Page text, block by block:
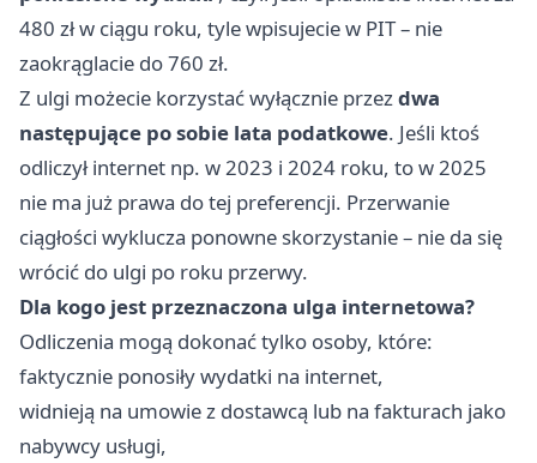
480 zł w ciągu roku, tyle wpisujecie w PIT – nie
zaokrąglacie do 760 zł.
Z ulgi możecie korzystać wyłącznie przezdwa
następujące po sobie lata podatkowe. Jeśli ktoś
odliczył internet np. w 2023 i 2024 roku, to w 2025
nie ma już prawa do tej preferencji. Przerwanie
ciągłości wyklucza ponowne skorzystanie – nie da się
wrócić do ulgi po roku przerwy.
Dla kogo jest przeznaczona ulga internetowa?
Odliczenia mogą dokonać tylko osoby, które:
faktycznie ponosiły wydatki na internet,
widnieją na umowie z dostawcą lub na fakturach jako
nabywcy usługi,